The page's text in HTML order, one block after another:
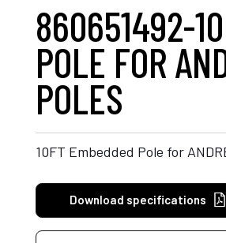
860651492-
POLE FOR
POLES
10FT Embedded Pole for
Download specifications